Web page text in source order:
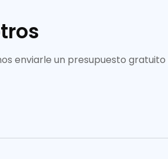
enviarle un presupuesto